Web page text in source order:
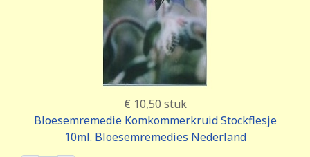
€ 10,50 stuk
Bloesemremedie Komkommerkruid Stockflesje
10ml. Bloesemremedies Nederland